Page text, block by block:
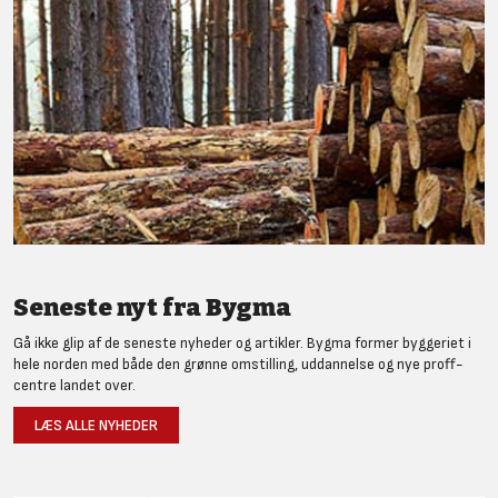
Seneste nyt fra Bygma
Gå ikke glip af de seneste nyheder og artikler. Bygma former byggeriet i
hele norden med både den grønne omstilling, uddannelse og nye proff-
centre landet over.
LÆS ALLE NYHEDER